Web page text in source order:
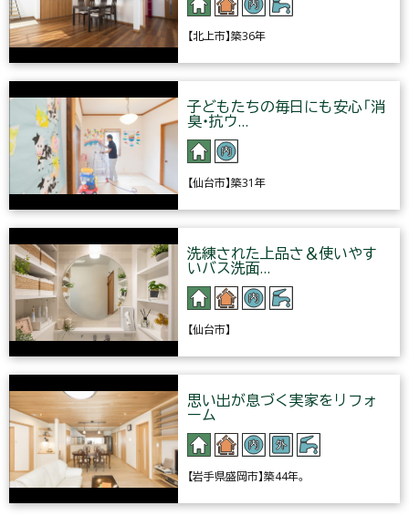
【北上市】築36年
子どもたちの毎日にも安心「消
臭・抗ウ…
【仙台市】築31年
洗練された上品さ＆使いやす
いバス洗面…
【仙台市】
思い出が息づく実家をリフォ
ーム
【岩手県盛岡市】築44年。